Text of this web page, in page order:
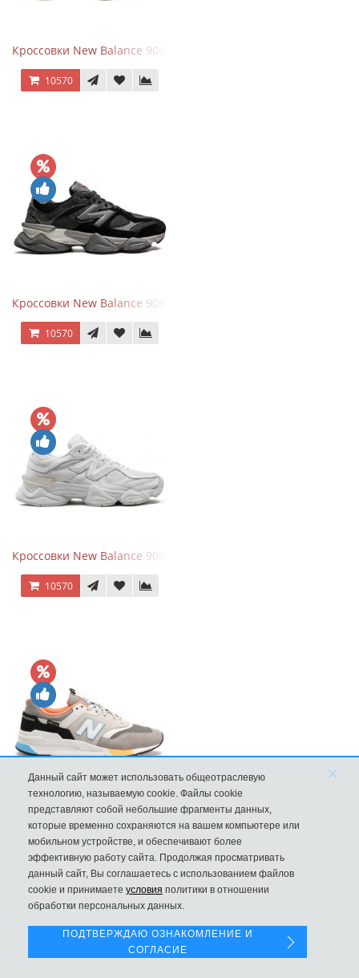
Кроссовки New Balance 9060 Beige White
10570
Кроссовки New Balance 9060 Black Castlerock
10570
Кроссовки New Balance 9060 Triple White
10570
New Balance 997H Cordura Marblehead с желтой и голубой
8970
Данный сайт может использовать общеотраслевую
технологию, называемую cookie. Файлы cookie
представляют собой небольшие фрагменты данных,
которые временно сохраняются на вашем компьютере или
мобильном устройстве, и обеспечивают более
эффективную работу сайта. Продолжая просматривать
данный сайт, Вы соглашаетесь с использованием файлов
cookie и принимаете условия политики в отношении
обработки персональных данных.
×
ПОДТВЕРЖДАЮ ОЗНАКОМЛЕНИЕ И
СОГЛАСИЕ